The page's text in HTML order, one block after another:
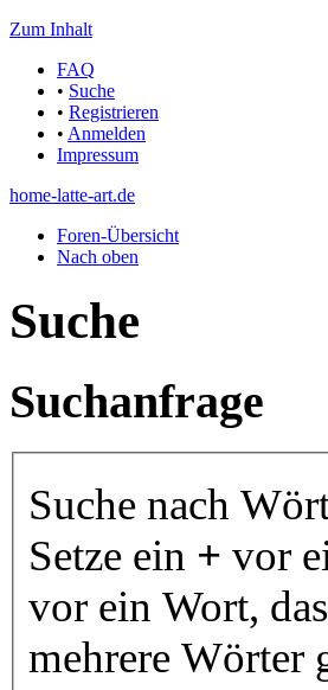
Zum Inhalt
FAQ
• Suche
• Registrieren
• Anmelden
Impressum
home-latte-art.de
Foren-Übersicht
Nach oben
Suche
Suchanfrage
Suche nach
Setze ein + vor
vor ein Wort,
mehrere Wörter